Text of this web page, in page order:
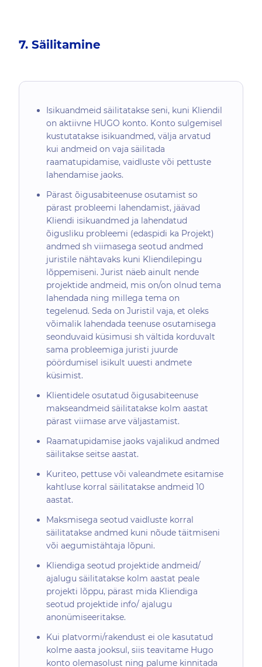
7. Säilitamine
Isikuandmeid säilitatakse seni, kuni Kliendil
on aktiivne HUGO konto. Konto sulgemisel
kustutatakse isikuandmed, välja arvatud
kui andmeid on vaja säilitada
raamatupidamise, vaidluste või pettuste
lahendamise jaoks.
Pärast õigusabiteenuse osutamist so
pärast probleemi lahendamist, jäävad
Kliendi isikuandmed ja lahendatud
õigusliku probleemi (edaspidi ka Projekt)
andmed sh viimasega seotud andmed
juristile nähtavaks kuni Kliendilepingu
lõppemiseni. Jurist näeb ainult nende
projektide andmeid, mis on/on olnud tema
lahendada ning millega tema on
tegelenud. Seda on Juristil vaja, et oleks
võimalik lahendada teenuse osutamisega
seonduvaid küsimusi sh vältida korduvalt
sama probleemiga juristi juurde
pöördumisel isikult uuesti andmete
küsimist.
Klientidele osutatud õigusabiteenuse
makseandmeid säilitatakse kolm aastat
pärast viimase arve väljastamist.
Raamatupidamise jaoks vajalikud andmed
säilitakse seitse aastat.
Kuriteo, pettuse või valeandmete esitamise
kahtluse korral säilitatakse andmeid 10
aastat.
Maksmisega seotud vaidluste korral
säilitatakse andmed kuni nõude täitmiseni
või aegumistähtaja lõpuni.
Kliendiga seotud projektide andmeid/
ajalugu säilitatakse kolm aastat peale
projekti lõppu, pärast mida Kliendiga
seotud projektide info/ ajalugu
anonümiseeritakse.
Kui platvormi/rakendust ei ole kasutatud
kolme aasta jooksul, siis teavitame Hugo
konto olemasolust ning palume kinnitada